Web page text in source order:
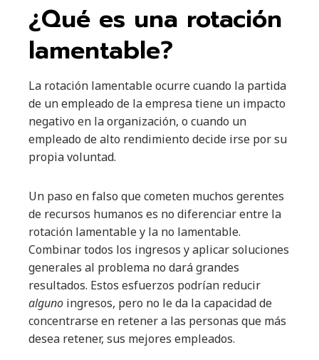
¿Qué es una rotación
lamentable?
La rotación lamentable ocurre cuando la partida
de un empleado de la empresa tiene un impacto
negativo en la organización, o cuando un
empleado de alto rendimiento decide irse por su
propia voluntad.
Un paso en falso que cometen muchos gerentes
de recursos humanos es no diferenciar entre la
rotación lamentable y la no lamentable.
Combinar todos los ingresos y aplicar soluciones
generales al problema no dará grandes
resultados. Estos esfuerzos podrían reducir
alguno ingresos, pero no le da la capacidad de
concentrarse en retener a las personas que más
desea retener, sus mejores empleados.